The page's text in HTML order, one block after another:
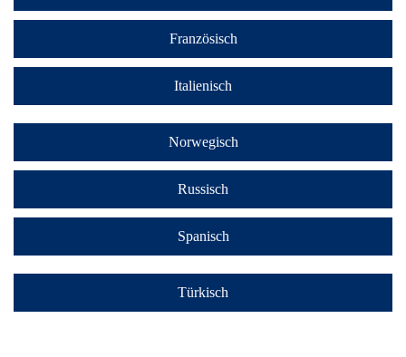
Französisch
Italienisch
Norwegisch
Russisch
Spanisch
Türkisch